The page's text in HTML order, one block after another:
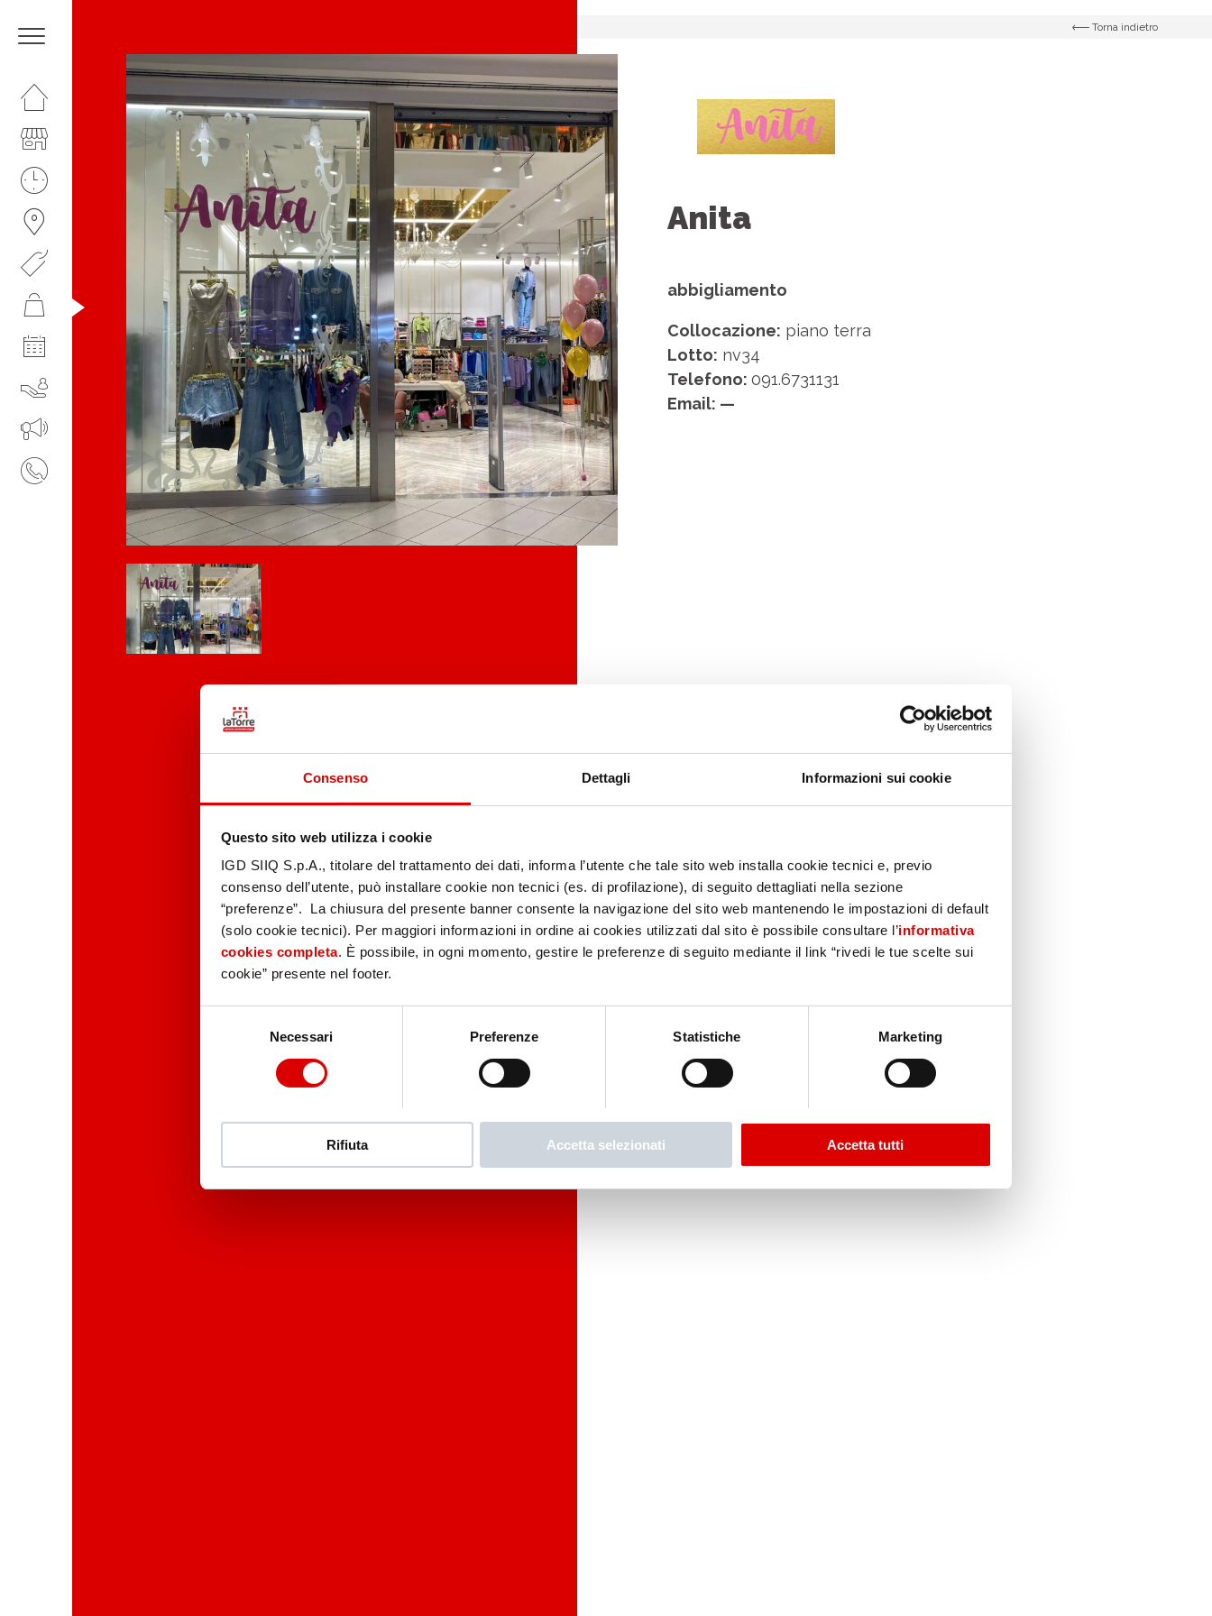
Consenso Dettagli Informazioni sui cookie
Questo sito web utilizza i cookie
IGD SIIQ S.p.A., titolare del trattamento dei dati, informa l’utente che tale sito web installa cookie tecnici e, previo
consenso dell’utente, può installare cookie non tecnici (es. di profilazione), di seguito dettagliati nella sezione
“preferenze”. La chiusura del presente banner consente la navigazione del sito web mantenendo le impostazioni di default
(solo cookie tecnici). Per maggiori informazioni in ordine ai cookies utilizzati dal sito è possibile consultare l’informativa
cookies completa. È possibile, in ogni momento, gestire le preferenze di seguito mediante il link “rivedi le tue scelte sui
cookie” presente nel footer.
Necessari Preferenze Statistiche Marketing
Rifiuta Accetta selezionati Accetta tutti
HOMEPAGE
IL NOSTRO CENTRO
COME RAGGIUNGERCI
NEGOZI
IL TUO BUSINESS AL CENTRO
CONTATTI
Torna indietro
Anita
abbigliamento
Collocazione: piano terra
Lotto: nv34
Telefono: 091.6731131
Email: —